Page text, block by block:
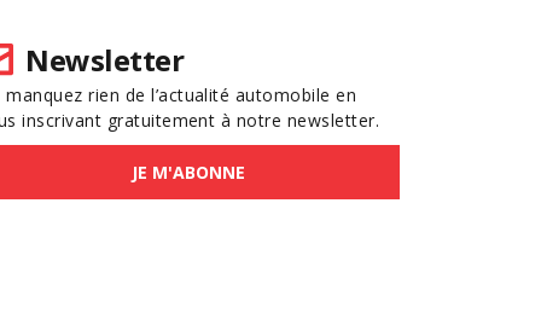
Newsletter
manquez rien de l’actualité automobile en
inscrivant gratuitement à notre newsletter.
JE M'ABONNE